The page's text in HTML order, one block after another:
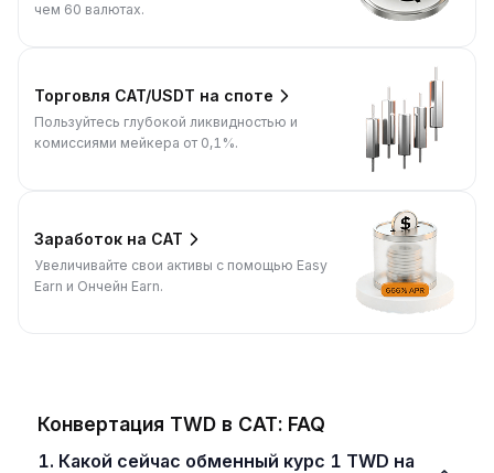
чем 60 валютах.
Торговля CAT/USDT на споте
Пользуйтесь глубокой ликвидностью и
комиссиями мейкера от 0,1%.
Заработок на CAT
Увеличивайте свои активы с помощью Easy
Earn и Ончейн Earn.
Конвертация TWD в CAT: FAQ
1. Какой сейчас обменный курс 1 TWD на